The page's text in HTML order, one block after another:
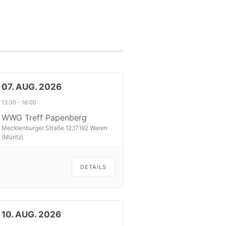
07. AUG. 2026
13:30 - 16:00
WWG Treff Papenberg
Mecklenburger Straße 12,17192 Waren
(Müritz)
DETAILS
10. AUG. 2026